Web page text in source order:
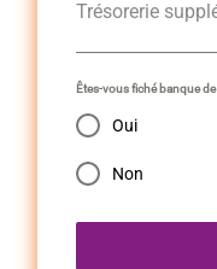
Trésorerie
Êtes-vous fiché banque
Oui
Non